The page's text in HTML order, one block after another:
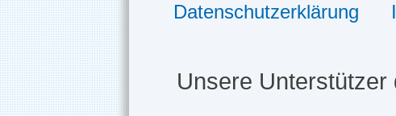
Datenschutzerklärung
Unsere